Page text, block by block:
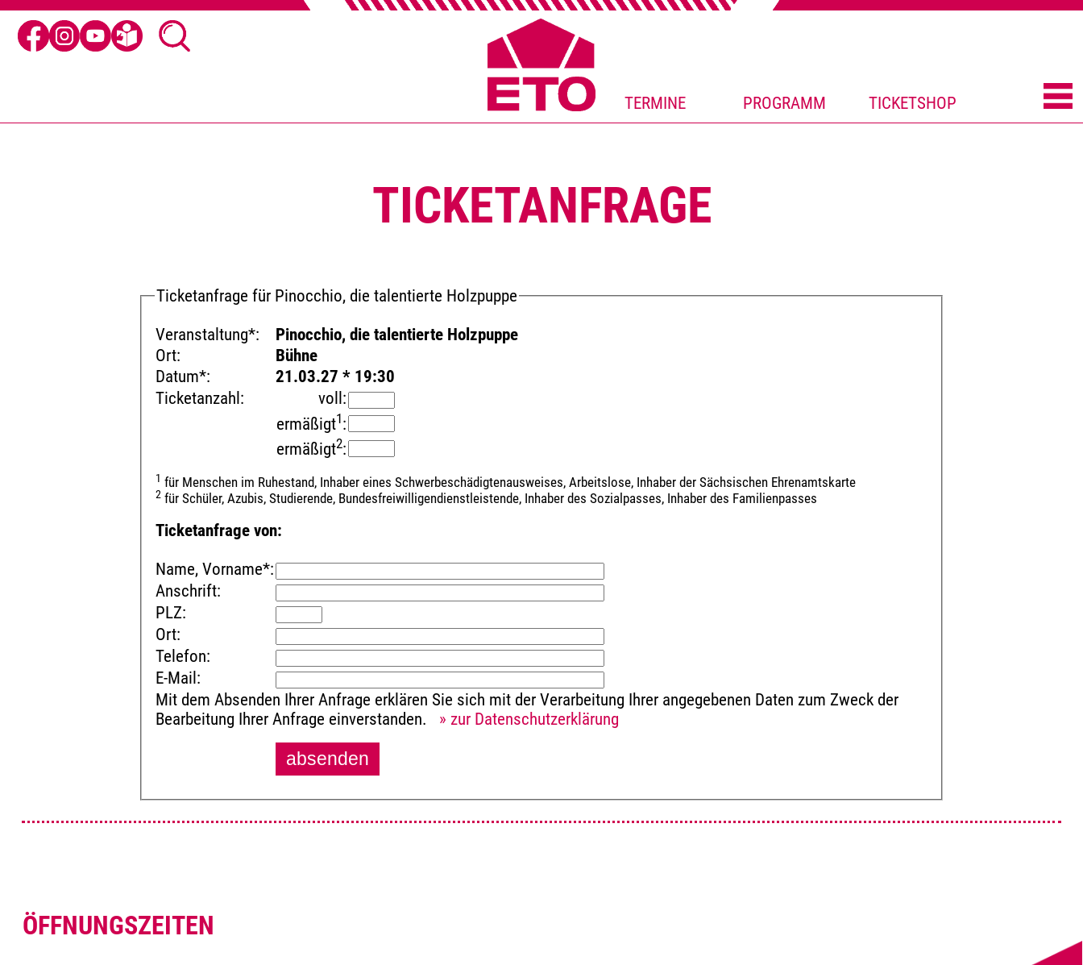
TERMINE PROGRAMM TICKETSHOP
TICKETANFRAGE
Ticketanfrage für Pinocchio, die talentierte Holzpuppe
Veranstaltung*:
Pinocchio, die talentierte Holzpuppe
Ort:
Bühne
Datum*:
21.03.27 * 19:30
Ticketanzahl:
voll:
ermäßigt1:
ermäßigt2:
1 für Menschen im Ruhestand, Inhaber eines Schwerbeschädigtenausweises, Arbeitslose, Inhaber der Sächsischen Ehrenamtskarte
2für Schüler, Azubis, Studierende, Bundesfreiwilligendienstleistende, Inhaber des Sozialpasses, Inhaber des Familienpasses
Ticketanfrage von:
Name, Vorname*:
Anschrift:
PLZ:
Ort:
Telefon:
E-Mail:
Mit dem Absenden Ihrer Anfrage erklären Sie sich mit der Verarbeitung Ihrer angegebenen Daten zum Zweck der
Bearbeitung Ihrer Anfrage einverstanden. » zur Datenschutzerklärung
ÖFFNUNGSZEITEN